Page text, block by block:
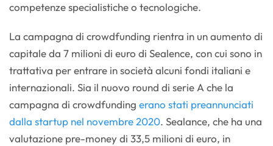
competenze specialistiche o tecnologiche.
La campagna di crowdfunding rientra in un aumento di
capitale da 7 milioni di euro di Sealence, con cui sono in
trattativa per entrare in società alcuni fondi italiani e
internazionali. Sia il nuovo round di serie A che la
campagna di crowdfunding erano stati preannunciati
dalla startup nel novembre 2020. Sealance, che ha una
valutazione pre-money di 33,5 milioni di euro, in